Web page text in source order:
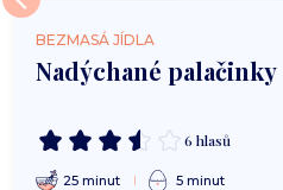
BEZMASÁ JÍDLA
Nadýchané palačinky
6 hlasů
25 minut 5 minut